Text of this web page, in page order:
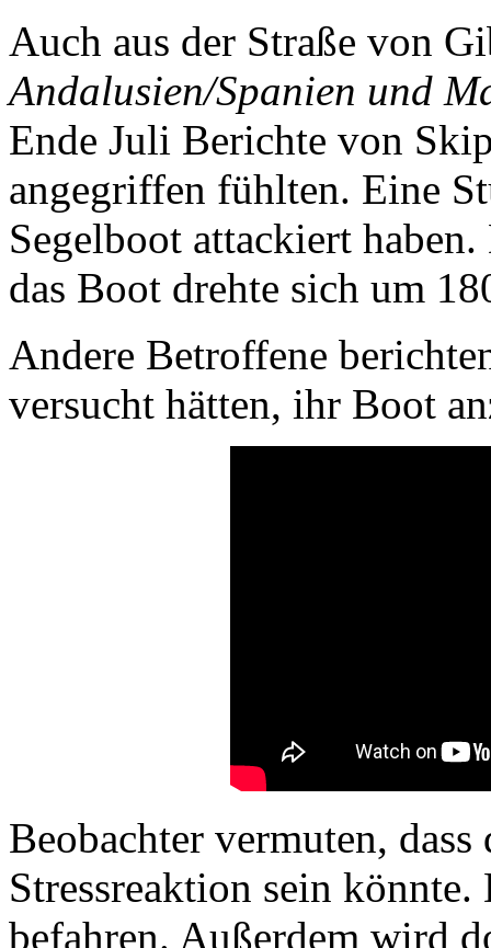
Auch aus der Straße von
Andalusien/Spanien und
Ende Juli Berichte von
angegriffen fühlten. Eine
Segelboot attackiert
das Boot drehte sich um
Andere Betroffene
versucht hätten, ihr Boot
Beobachter vermuten, dass
Stressreaktion sein
befahren. Außerdem wird